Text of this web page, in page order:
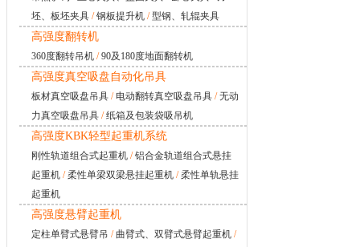
坯、板坯夹具 /钢板提升机 /型钢、轧辊夹具
高强度翻转机
360度翻转吊机 /90及180度地面翻转机
高强度真空吸盘自动化吊具
板材真空吸盘吊具 / 电动翻转真空吸盘吊具 /无动
力真空吸盘吊具 /纸箱及包装袋吸吊机
高强度KBK轻型起重机系统
刚性轨道组合式起重机 /铝合金轨道组合式悬挂
起重机 /柔性单梁双梁悬挂起重机 /柔性单轨悬挂
起重机
高强度悬臂起重机
定柱单臂式悬臂吊 /曲臂式、双臂式悬臂起重机 /